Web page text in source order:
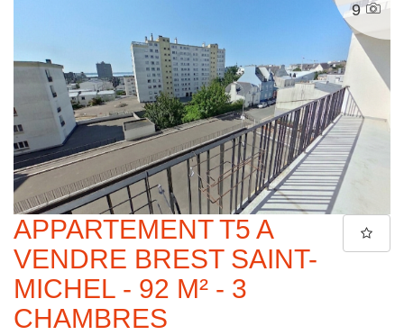
9
APPARTEMENT T5 A
VENDRE BREST SAINT-
MICHEL - 92 M² - 3
CHAMBRES